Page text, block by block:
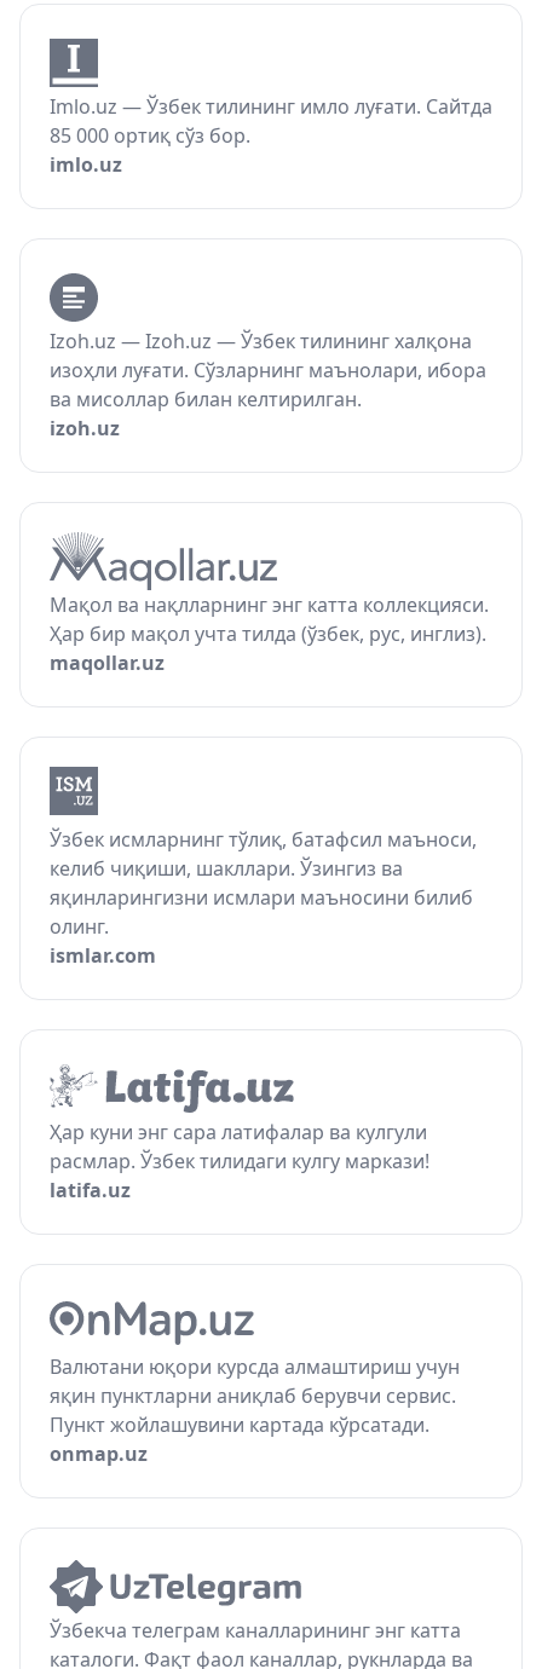
Imlo.uz — Ўзбек тилининг имло луғати. Сайтда
85 000 ортиқ сўз бор.
imlo.uz
Izoh.uz — Izoh.uz — Ўзбек тилининг халқона
изоҳли луғати. Сўзларнинг маънолари, ибора
ва мисоллар билан келтирилган.
izoh.uz
Мақол ва нақлларнинг энг катта коллекцияси.
Ҳар бир мақол учта тилда (ўзбек, рус, инглиз).
maqollar.uz
Ўзбек исмларнинг тўлиқ, батафсил маъноси,
келиб чиқиши, шакллари. Ўзингиз ва
яқинларингизни исмлари маъносини билиб
олинг.
ismlar.com
Ҳар куни энг сара латифалар ва кулгули
расмлар. Ўзбек тилидаги кулгу маркази!
latifa.uz
Валютани юқори курсда алмаштириш учун
яқин пунктларни аниқлаб берувчи сервис.
Пункт жойлашувини картада кўрсатади.
onmap.uz
Ўзбекча телеграм каналларининг энг катта
каталоги. Фақт фаол каналлар, рукнларда ва